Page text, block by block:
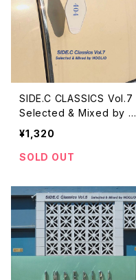
SIDE.C CLASSICS Vol.7
Selected & Mixed by N
OOLIO
¥1,320
SOLD OUT